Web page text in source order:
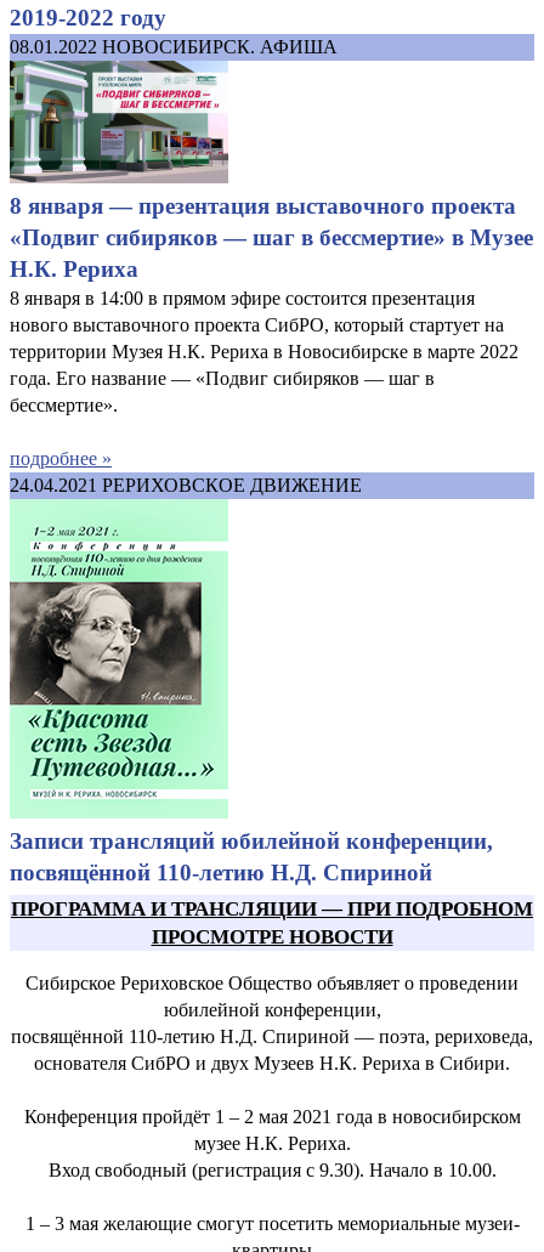
2019-2022 году
08.01.2022 НОВОСИБИРСК. АФИША
8 января — презентация выставочного проекта
«Подвиг сибиряков — шаг в бессмертие» в Музее
Н.К. Рериха
8 января в 14:00 в прямом эфире состоится презентация
нового выставочного проекта СибРО, который стартует на
территории Музея Н.К. Рериха в Новосибирске в марте 2022
года. Его название — «Подвиг сибиряков — шаг в
бессмертие».
подробнее »
24.04.2021 РЕРИХОВСКОЕ ДВИЖЕНИЕ
Записи трансляций юбилейной конференции,
посвящённой 110-летию Н.Д. Спириной
ПРОГРАММА И ТРАНСЛЯЦИИ—ПРИ ПОДРОБНОМ
ПРОСМОТРЕ НОВОСТИ
Сибирское Рериховское Общество объявляет о проведении
юбилейной конференции,
посвящённой 110-летию Н.Д. Спириной — поэта, рериховеда,
основателя СибРО и двух Музеев Н.К. Рериха в Сибири.
Конференция пройдёт 1 – 2 мая 2021 года в новосибирском
музее Н.К. Рериха.
Вход свободный (регистрация с 9.30). Начало в 10.00.
1 – 3 мая желающие смогут посетить мемориальные музеи-